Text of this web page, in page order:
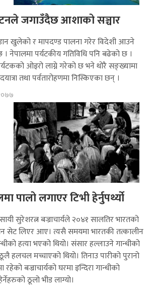
जगाउँदैछ आशाको सञ्चार
खुलेको र मापदण्ड पालना गरेर विदेशी आउने
नेपालमा पर्यटकीय गतिविधि पनि बढेको छ ।
ओइरो लाग्ने गरेको छ भने थोरै सङ्ख्यामा
तथा पर्वतारोहणमा निस्किएका छन् ।
पालो लगाएर टिभी हेर्नुपर्थ्यो
सुरेशरत्न बज्राचार्यले २०४१ सालतिर भारतको
सेट लिएर आए। त्यसै समयमा भारतकी तत्कालीन
हत्या भएको थियो। संसार हल्लाउने गान्धीको
हलचल मच्चाएको थियो। तिनाउ पारीको पुरानो
बज्राचार्यको घरमा इन्दिरा गान्धीको
ठूलो भीड लाग्यो।